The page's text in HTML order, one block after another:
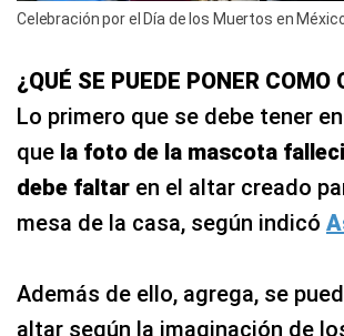
Celebración por el Día de los Muertos en
¿QUÉ SE PUEDE PONER COMO
Lo primero que se debe tener
que la foto de la mascota
debe faltar en el altar creado
mesa de la casa, según indicó
Además de ello, agrega, se
altar según la imaginación de